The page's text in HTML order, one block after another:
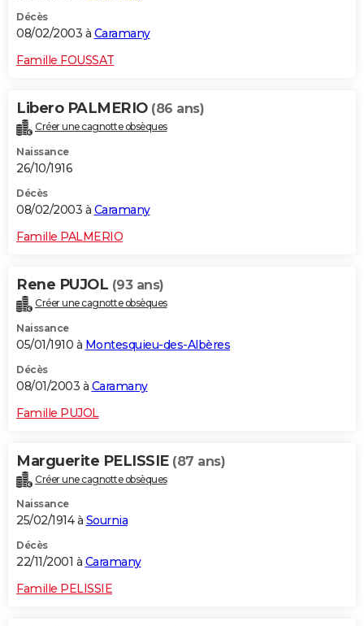
Décès
08/02/2003 à Caramany
Famille FOUSSAT
Libero PALMERIO (86 ans)
Créer une cagnotte obsèques
Naissance
26/10/1916
Décès
08/02/2003 à Caramany
Famille PALMERIO
Rene PUJOL (93 ans)
Créer une cagnotte obsèques
Naissance
05/01/1910 à Montesquieu-des-Albères
Décès
08/01/2003 à Caramany
Famille PUJOL
Marguerite PELISSIE (87 ans)
Créer une cagnotte obsèques
Naissance
25/02/1914 à Sournia
Décès
22/11/2001 à Caramany
Famille PELISSIE